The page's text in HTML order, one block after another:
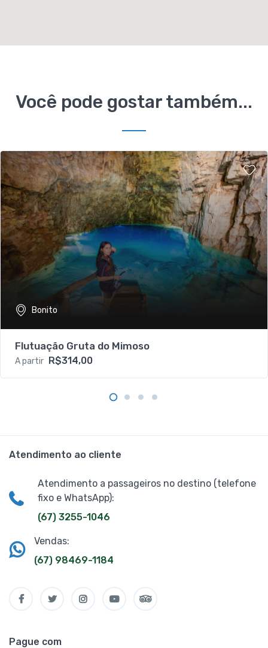
Você pode gostar também...
Bonito
Flutuação Gruta do Mimoso
A partir R$314,00
Atendimento ao cliente
Atendimento a passageiros no destino (telefone
fixo e WhatsApp):
(67) 3255-1046
Vendas:
(67) 98469-1184
Pague com